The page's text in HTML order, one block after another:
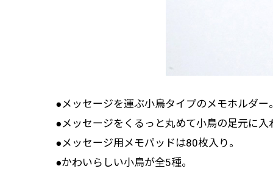
●メッセージを運ぶ小鳥タイプのメモホルダー
●メッセージをくるっと丸めて小鳥の足元に入
●メッセージ用メモパッドは80枚入り。
●かわいらしい小鳥が全5種。